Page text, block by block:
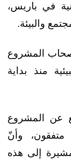
في باريس،
والبيئة.
المشروع
منذ بداية
عن المشروع
متفقون، وأنّ
مشيرة إلى هذه